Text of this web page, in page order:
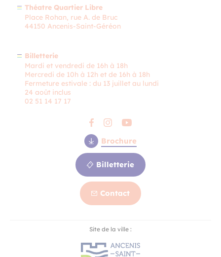
Billetterie
Théatre Quartier Libre
Place Rohan, rue A. de Bruc
44150 Ancenis-Saint-Géréon
Billetterie
Mardi et vendredi de 16h à 18h
Mercredi de 10h à 12h et de 16h à 18h
Fermeture estivale : du 13 juillet au lundi
24 août inclus
02 51 14 17 17
Brochure
Billetterie
Contact
Site de la ville :